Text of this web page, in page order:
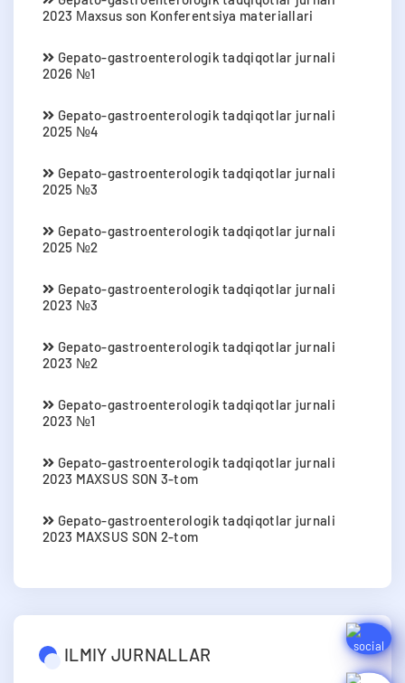
2023 Мaxsus son Konferentsiya materiallari
Gepato-gastroenterologik tadqiqotlar jurnali
2026 №1
Gepato-gastroenterologik tadqiqotlar jurnali
2025 №4
Gepato-gastroenterologik tadqiqotlar jurnali
2025 №3
Gepato-gastroenterologik tadqiqotlar jurnali
2025 №2
Gepato-gastroenterologik tadqiqotlar jurnali
2023 №3
Gepato-gastroenterologik tadqiqotlar jurnali
2023 №2
Gepato-gastroenterologik tadqiqotlar jurnali
2023 №1
Gepato-gastroenterologik tadqiqotlar jurnali
2023 MAXSUS SON 3-tom
Gepato-gastroenterologik tadqiqotlar jurnali
2023 MAXSUS SON 2-tom
ILMIY JURNALLAR